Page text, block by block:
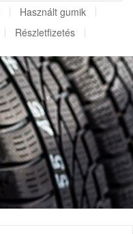
Használt gumik
Részletfizetés